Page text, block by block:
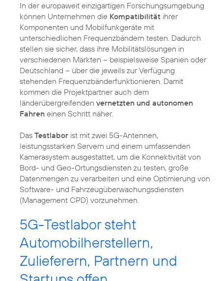
In der europaweit einzigartigen Forschungsumgebung
können Unternehmen die Kompatibilität ihrer
Komponenten und Mobilfunkgeräte mit
unterschiedlichen Frequenzbändern testen. Dadurch
stellen sie sicher, dass ihre Mobilitätslösungen in
verschiedenen Märkten – beispielsweise Spanien oder
Deutschland – über die jeweils zur Verfügung
stehenden Frequenzbänderfunktionieren. Damit
kommen die Projektpartner auch dem
länderübergreifenden vernetzten und autonomen
Fahren einen Schritt näher.
Das Testlabor ist mit zwei 5G-Antennen,
leistungsstarken Servern und einem umfassenden
Kamerasystem ausgestattet, um die Konnektivität von
Bord- und Geo-Ortungsdiensten zu testen, große
Datenmengen zu verarbeiten und eine Optimierung von
Software- und Fahrzeugüberwachungsdiensten
(Management CPD) vorzunehmen.
5G-Testlabor steht
Automobilherstellern,
Zulieferern, Partnern und